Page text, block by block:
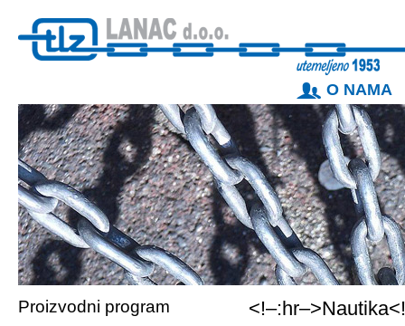
O NAMA
Proizvodni program